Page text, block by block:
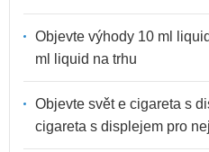
Objevte výhody 10 ml
ml liquid na trhu
Objevte svět e cigareta s
cigareta s displejem pro